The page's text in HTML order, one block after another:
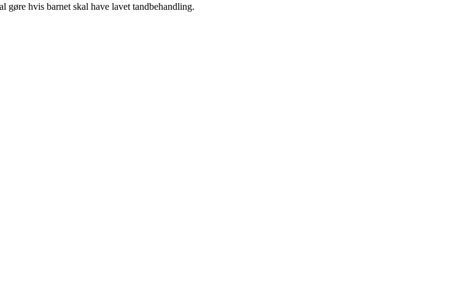
hvis barnet skal have lavet tandbehandling.